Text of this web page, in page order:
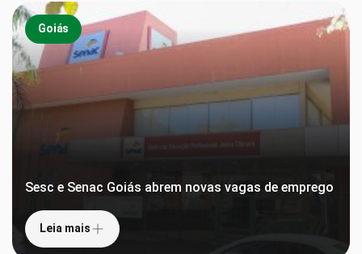
Goiás
Sesc e Senac Goiás abrem novas vagas de emprego
Leia mais